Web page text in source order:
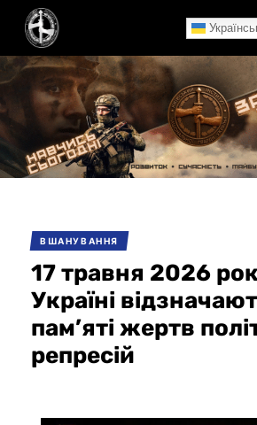
ВШАНУВАННЯ
17 травня 2026
Україні
пам’яті жертв
репресій